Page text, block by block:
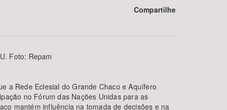
Compartilhe
Foto: Repam
a Rede Eclesial do Grande Chaco e Aquífero
no Fórum das Nações Unidas para as
mantém influência na tomada de decisões e na